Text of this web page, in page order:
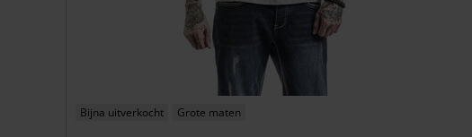
Bijna uitverkocht Grote maten